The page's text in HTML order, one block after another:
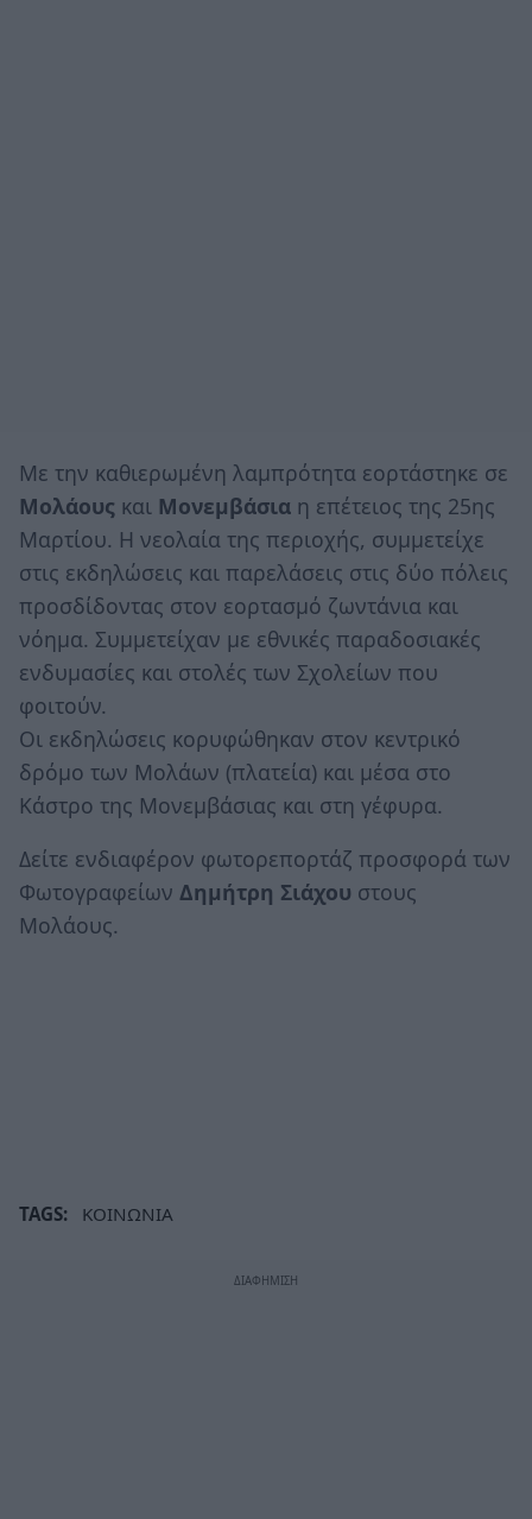
Με την καθιερωμένη λαμπρότητα εορτάστηκε σε
Μολάους και Μονεμβάσια η επέτειος της 25ης
Μαρτίου. Η νεολαία της περιοχής, συμμετείχε
στις εκδηλώσεις και παρελάσεις στις δύο πόλεις
προσδίδοντας στον εορτασμό ζωντάνια και
νόημα. Συμμετείχαν με εθνικές παραδοσιακές
ενδυμασίες και στολές των Σχολείων που
φοιτούν.
Οι εκδηλώσεις κορυφώθηκαν στον κεντρικό
δρόμο των Μολάων (πλατεία) και μέσα στο
Κάστρο της Μονεμβάσιας και στη γέφυρα.
Δείτε ενδιαφέρον φωτορεπορτάζ προσφορά των
Φωτογραφείων Δημήτρη Σιάχου στους
Μολάους.
TAGS: ΚΟΙΝΩΝΙΑ